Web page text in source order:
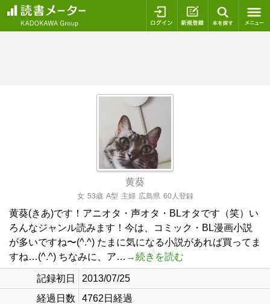
ログイン 新規登録
黄葵
女 53歳 A型 主婦 広島県 60人登録
黄葵(きあ)です！アニオタ・声オタ・BLオタです（笑）い
ろんなジャンル読みます！今は、コミック・BL漫画小説
が多いですね〜(^.^) たまに気になる小説があれば買ってま
すね…(^.^) ちなみに、ア… →続きを読む
記録初日
2013/07/25
経過日数
4762日経過